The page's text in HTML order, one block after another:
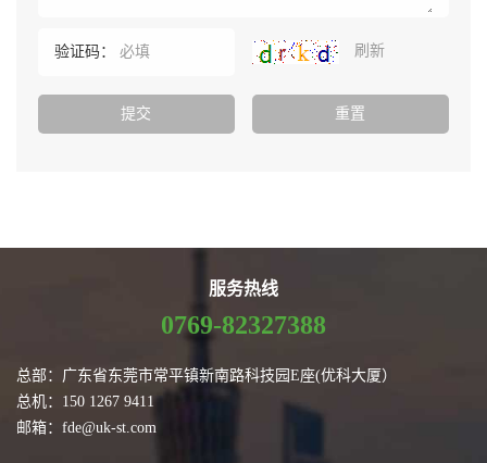
验证码： 刷新
服务热线
0769-82327388
总部：广东省东莞市常平镇新南路科技园E座(优科大厦）
总机：150 1267 9411
邮箱：fde@uk-st.com